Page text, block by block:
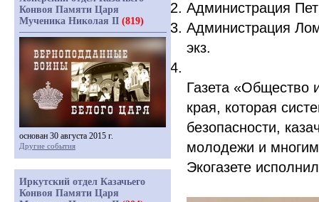
Администрация
Администрация
экз.
Газета «Общество
края, которая
безопасности,
молодежи и
Экогазете
Конвоя Памяти Царя
Мученика Николая II (819)
основан 30 августа 2015 г.
Другие события
Иркутский отдел Казачьего
Конвоя Памяти Царя